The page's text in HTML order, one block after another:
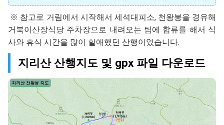
※ 참고로 거림에서 시작해서 세석대피소, 천왕봉을 경유해
거북이산장식당 주차장으로 내려오는 팀에 합류를 해서 식
사와 휴식 시간을 많이 할애했던 산행이었습니다.
지리산 산행지도 및 gpx 파일 다운로드